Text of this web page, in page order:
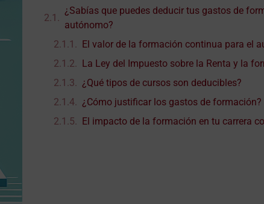
¿Sabías que puedes deducir tus gastos de
autónomo?
El valor de la formación continua para el
La Ley del Impuesto sobre la Renta y la
¿Qué tipos de cursos son deducibles?
¿Cómo justificar los gastos de formación?
El impacto de la formación en tu carrera